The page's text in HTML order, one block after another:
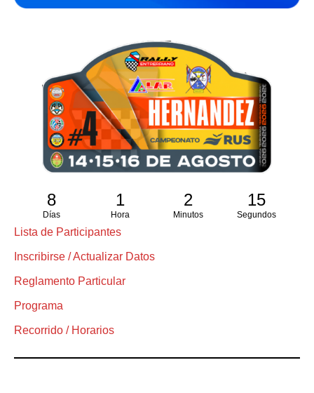
8
Días
1
Hora
2
Minutos
14
Segundos
Lista de Participantes
Inscribirse / Actualizar Datos
Reglamento Particular
Programa
Recorrido / Horarios